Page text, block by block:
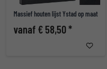
Massief houten lijst Ystad op maat
vanaf € 58,50 *